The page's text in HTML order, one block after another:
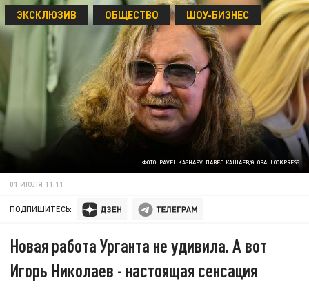
ФОТО: PAVEL KASHAEV, ПАВЕЛ КАШАЕВ/GLOBALLOOKPRESS
ЭКСКЛЮЗИВ ОБЩЕСТВО ШОУ-БИЗНЕС
01 ИЮЛЯ 11:11
ПОДПИШИТЕСЬ:
Новая работа Урганта не удивила. А вот
Игорь Николаев - настоящая сенсация